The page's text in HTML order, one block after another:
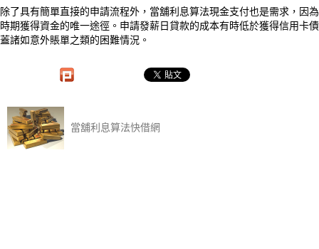
除了具有簡單直接的申請流程外，當舖利息算法現金支付也是需求，因
時期獲得資金的唯一途徑。申請發薪日貸款的成本有時低於獲得信用卡
蓋諸如意外賬單之類的困難情況。
當舖利息算法快借網